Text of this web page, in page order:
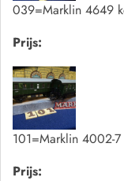
039=Marklin 4649
Prijs:
101=Marklin 4002-
Prijs: